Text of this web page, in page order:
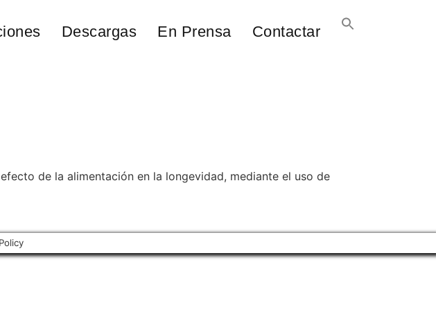
Descargas En Prensa Contactar
de la alimentación en la longevidad, mediante el uso de